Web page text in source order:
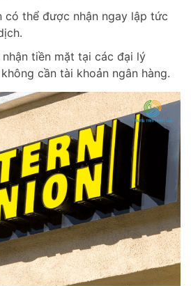
có thể được nhận ngay lập tức
tiền mặt tại các đại lý
cần tài khoản ngân hàng.